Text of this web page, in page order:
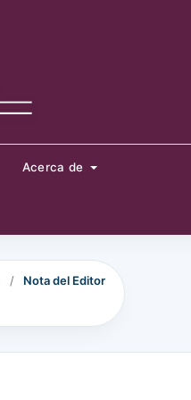
Acerca de
/ Nota del Editor